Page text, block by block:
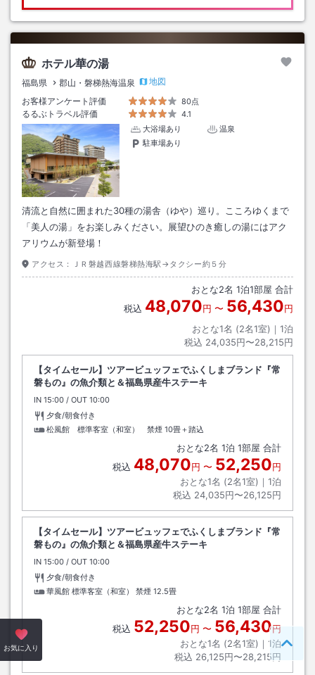
ホテル華の湯
福島県 郡山・磐梯熱海温泉
地図
お客様アンケート評価
80点
るるぶトラベル評価
4.1
大浴場あり
温泉
駐車場あり
清流と自然に囲まれた30種の湯舎（ゆや）巡り。こころゆくまで
「美人の湯」をお楽しみください。展望ひのき癒しの湯にはアク
アリウムが新登場！
アクセス： ＪＲ磐越西線磐梯熱海駅→タクシー約５分
おとな2名 1泊1部屋 合計
税込 48,070円 〜 56,430円
おとな1名 (2名1室)｜ 1泊
税込 24,035円〜28,215円
【タイムセール】ツアービュッフェでふくしまブランド『常
磐もの』の魚介類と＆福島県産牛ステーキ
IN チェックイン
15:00 / OUT チェックアウト
10:00
夕食/朝食付き
松風館 標準客室（和室） 禁煙 10畳＋踏込
おとな2名 1泊 1部屋 合計
税込 48,070円 〜 52,250円
おとな1名 (2名1室)｜ 1泊
税込 24,035円〜26,125円
【タイムセール】ツアービュッフェでふくしまブランド『常
磐もの』の魚介類と＆福島県産牛ステーキ
IN チェックイン
15:00 / OUT チェックアウト
10:00
夕食/朝食付き
華風館 標準客室（和室） 禁煙 12.5畳
おとな2名 1泊 1部屋 合計
税込 52,250円 〜 56,430円
おとな1名 (2名1室)｜ 1泊
税込 26,125円〜28,215円
お気に入り ペー